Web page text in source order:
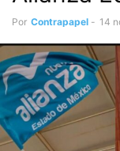
Por Contrapapel - 14